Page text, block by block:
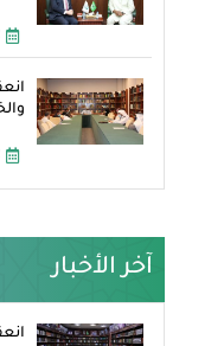
آخر الأخبار